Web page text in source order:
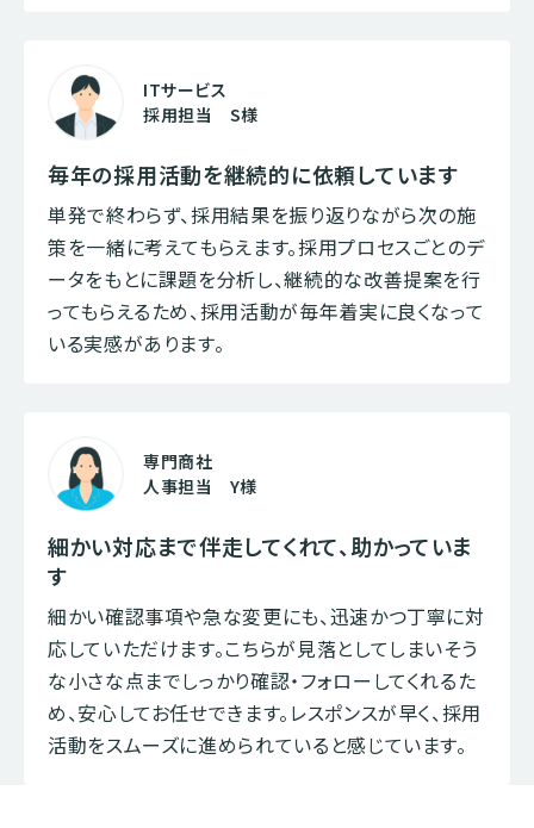
ITサービス
採用担当 S様
毎年の採用活動を継続的に依頼しています
単発で終わらず、採用結果を振り返りながら次の施
策を一緒に考えてもらえます。採用プロセスごとのデ
ータをもとに課題を分析し、継続的な改善提案を行
ってもらえるため、採用活動が毎年着実に良くなって
いる実感があります。
専門商社
人事担当 Y様
細かい対応まで伴走してくれて、助かっていま
す
細かい確認事項や急な変更にも、迅速かつ丁寧に対
応していただけます。こちらが見落としてしまいそう
な小さな点までしっかり確認・フォローしてくれるた
め、安心してお任せできます。レスポンスが早く、採用
活動をスムーズに進められていると感じています。